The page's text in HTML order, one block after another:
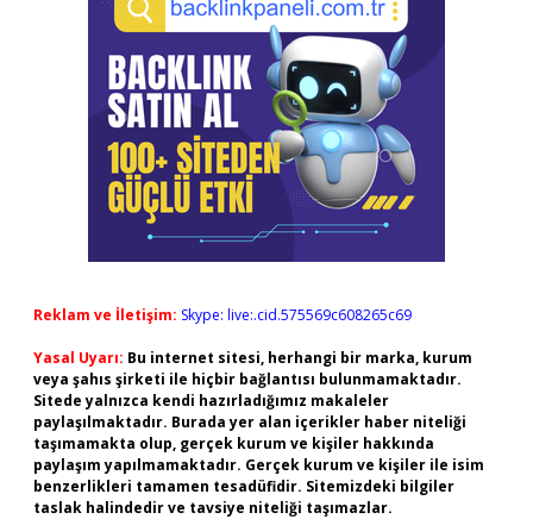
Reklam ve İletişim: Skype: live:.cid.575569c608265c69
Yasal Uyarı: Bu internet sitesi, herhangi bir marka, kurum
veya şahıs şirketi ile hiçbir bağlantısı bulunmamaktadır.
Sitede yalnızca kendi hazırladığımız makaleler
paylaşılmaktadır. Burada yer alan içerikler haber niteliği
taşımamakta olup, gerçek kurum ve kişiler hakkında
paylaşım yapılmamaktadır. Gerçek kurum ve kişiler ile isim
benzerlikleri tamamen tesadüfidir. Sitemizdeki bilgiler
taslak halindedir ve tavsiye niteliği taşımazlar.